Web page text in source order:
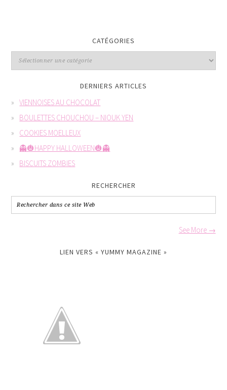
CATÉGORIES
DERNIERS ARTICLES
VIENNOISES AU CHOCOLAT
BOULETTES CHOUCHOU – NIOUK YEN
COOKIES MOELLEUX
👻🎃HAPPY HALLOWEEN🎃👻
BISCUITS ZOMBIES
RECHERCHER
See More →
LIEN VERS « YUMMY MAGAZINE »